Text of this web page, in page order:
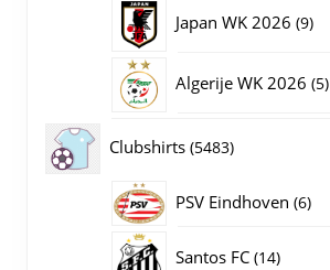
Japan WK 2026 99
Algerije WK 2026 55
Clubshirts 54835483
producten
PSV Eindhoven 66
Santos FC 1414